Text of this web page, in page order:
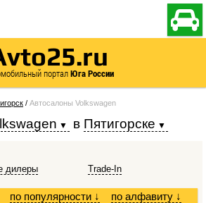

порталЮга России
/ Автосалоны Volkswagen
в Пятигорске
дилеры
Trade-In
по алфавиту ↓
по популярности ↓